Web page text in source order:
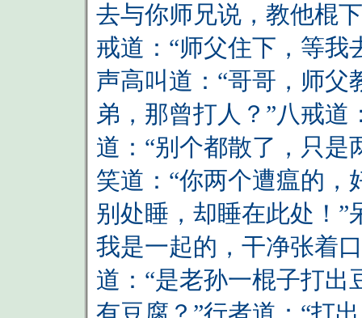
去与你师兄说，教他棍
戒道：“师父住下，等我
声高叫道：“哥哥，师父
弟，那曾打人？”八戒道
道：“别个都散了，只是
笑道：“你两个遭瘟的
别处睡，却睡在此处！”
我是一起的，干净张着
道：“是老孙一棍子打出